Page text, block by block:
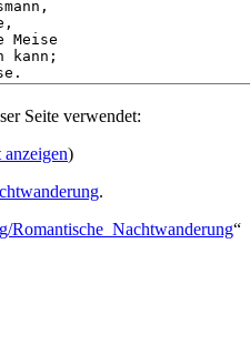
Seite verwendet:
)
.
Romantische_Nachtwanderung“